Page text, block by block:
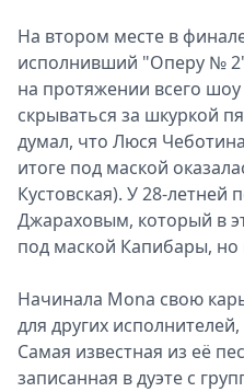
На втором месте в
исполнивший "Оперу №
на протяжении всего
скрываться за шкуркой
думал, что Люся
итоге под маской
Кустовская). У 28-
Джараховым, который в
под маской Капибары, но
Начинала Mona свою
для других
Самая известная из её
записанная в дуэте с